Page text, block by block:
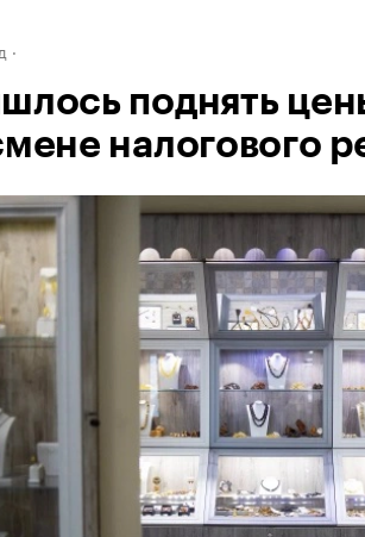
поднять
налогового